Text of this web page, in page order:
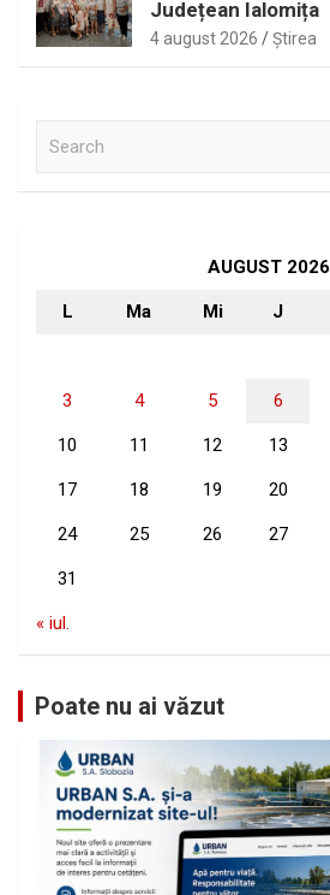
Județean Ialomița
4 august 2026 Ştirea
AUGUST 2026
L Ma Mi J
3 4 5 6
10 11 12 13
17 18 19 20
24 25 26 27
31
« iul.
Poate nu ai văzut